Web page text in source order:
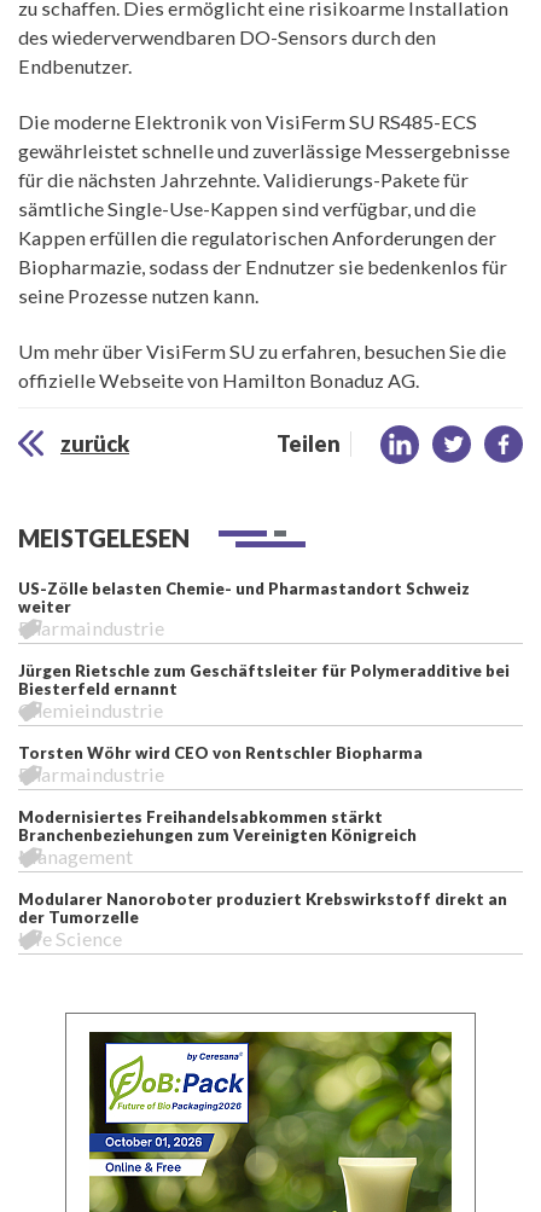
zu schaffen. Dies ermöglicht eine risikoarme Installation
des wiederverwendbaren DO-Sensors durch den
Endbenutzer.
Die moderne Elektronik von VisiFerm SU RS485-ECS
gewährleistet schnelle und zuverlässige Messergebnisse
für die nächsten Jahrzehnte. Validierungs-Pakete für
sämtliche Single-Use-Kappen sind verfügbar, und die
Kappen erfüllen die regulatorischen Anforderungen der
Biopharmazie, sodass der Endnutzer sie bedenkenlos für
seine Prozesse nutzen kann.
Um mehr über VisiFerm SU zu erfahren, besuchen Sie die
offizielle Webseite von Hamilton Bonaduz AG.
zurück Teilen
MEISTGELESEN
US-Zölle belasten Chemie- und Pharmastandort Schweiz
weiter
Pharmaindustrie
Jürgen Rietschle zum Geschäftsleiter für Polymeradditive bei
Biesterfeld ernannt
Chemieindustrie
Torsten Wöhr wird CEO von Rentschler Biopharma
Pharmaindustrie
Modernisiertes Freihandelsabkommen stärkt
Branchenbeziehungen zum Vereinigten Königreich
Management
Modularer Nanoroboter produziert Krebswirkstoff direkt an
der Tumorzelle
Life Science